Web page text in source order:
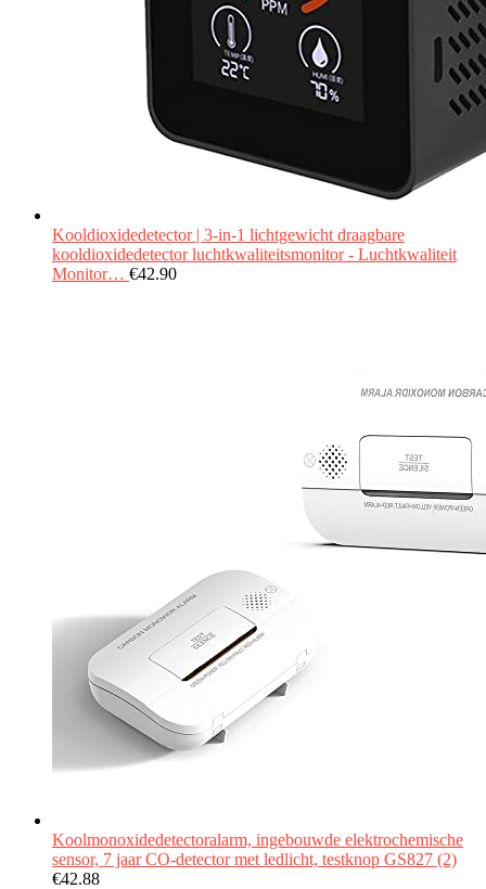
Kooldioxidedetector | 3-in-1 lichtgewicht draagbare
kooldioxidedetector luchtkwaliteitsmonitor - Luchtkwaliteit
Monitor… €42.90
Koolmonoxidedetectoralarm, ingebouwde elektrochemische
sensor, 7 jaar CO-detector met ledlicht, testknop GS827 (2)
€42.88